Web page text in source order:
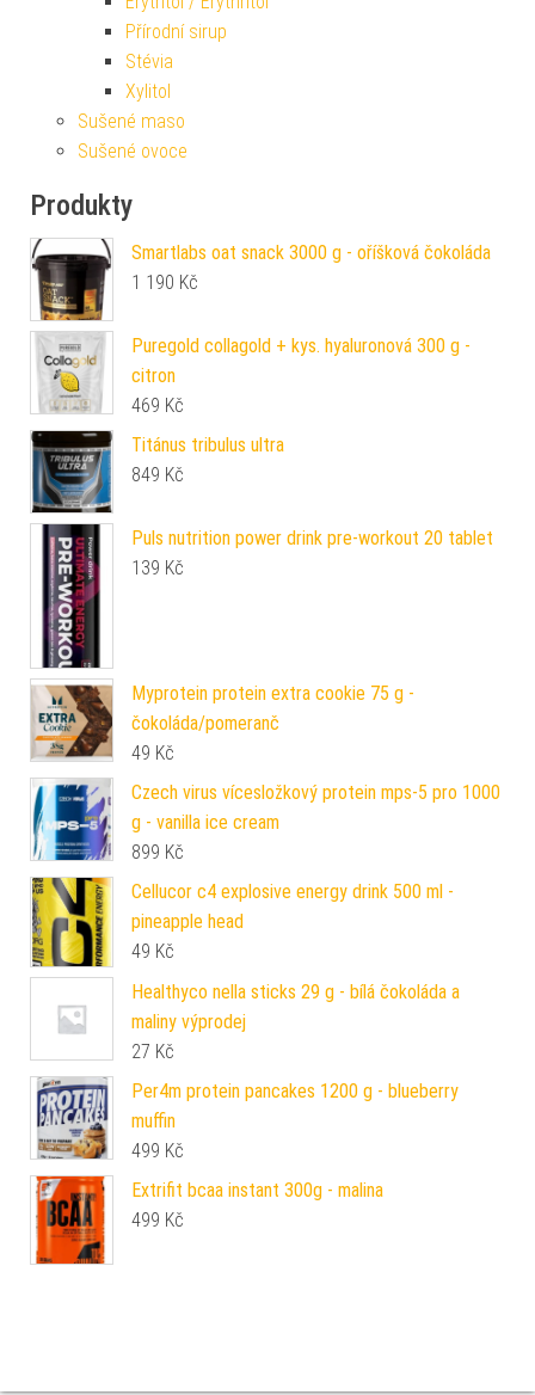
Přírodní sirup
Stévia
Xylitol
Sušené maso
Sušené ovoce
Produkty
Smartlabs oat snack 3000 g - oříšková čokoláda
1 190 Kč
Puregold collagold + kys. hyaluronová 300 g -
citron
469 Kč
Titánus tribulus ultra
849 Kč
Puls nutrition power drink pre-workout 20 tablet
139 Kč
Myprotein protein extra cookie 75 g -
čokoláda/pomeranč
49 Kč
Czech virus vícesložkový protein mps-5 pro 1000
g - vanilla ice cream
899 Kč
Cellucor c4 explosive energy drink 500 ml -
pineapple head
49 Kč
Healthyco nella sticks 29 g - bílá čokoláda a
maliny výprodej
27 Kč
Per4m protein pancakes 1200 g - blueberry
muffin
499 Kč
Extrifit bcaa instant 300g - malina
499 Kč